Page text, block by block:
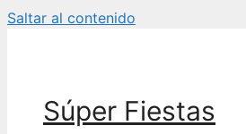
Saltar al contenido
Súper Fiestas